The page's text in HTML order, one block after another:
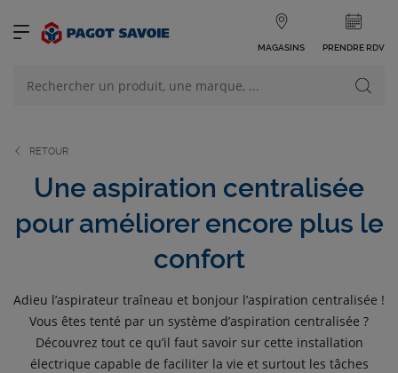
MAGASINS PRENDRE RDV
NOS PRODUITS
RETOUR
Une aspiration centralisée
pour améliorer encore plus le
confort
Adieu l’aspirateur traîneau et bonjour l’aspiration centralisée !
Vous êtes tenté par un système d’aspiration centralisée ?
Découvrez tout ce qu’il faut savoir sur cette installation
électrique capable de faciliter la vie et surtout les tâches